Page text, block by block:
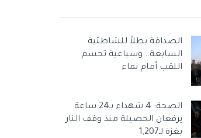
الصداقة بطلاً للشاطئية
السابعة.. وسباعية تحسم
اللقب أمام نماء
الصحة: 4 شهداء بـ24 ساعة
يرفعان الحصيلة منذ وقف النار
بغزة لـ1,207